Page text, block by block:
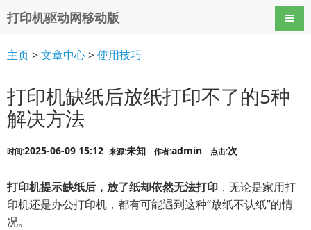
打印机驱动网移动版 导航
主页>文章中心>使用技巧
打印机缺纸后放纸打印不了的5种
解决方法
时间:2025-06-09 15:12 来源:未知 作者:admin 点击:次
打印机提示缺纸后，放了纸却依然无法打印 ，无论是家用打
印机还是办公打印机，都有可能遇到这种“放纸不认纸”的情
况。